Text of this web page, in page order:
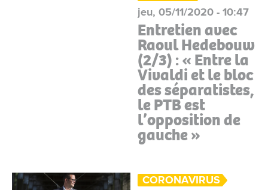
jeu, 05/11/2020 - 10:47
Entretien avec
Raoul Hedebouw
(2/3) : « Entre la
Vivaldi et le bloc
des séparatistes,
le PTB est
l’opposition de
gauche »
CORONAVIRUS